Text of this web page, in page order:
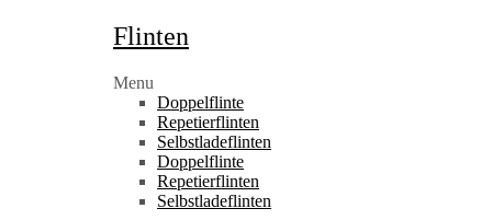
Flinten
Menu
Doppelflinte
Repetierflinten
Selbstladeflinten
Doppelflinte
Repetierflinten
Selbstladeflinten